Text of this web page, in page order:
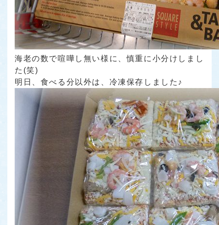
海老の数で喧嘩し無い様に、慎重に小分けしまし
た(笑)
明日、食べる分以外は、冷凍保存しました♪